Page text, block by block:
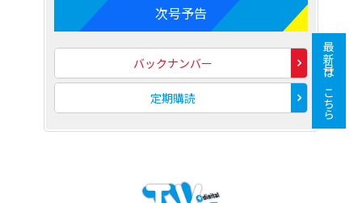
次号予告
バックナンバー
定期購読 最新号はこちら